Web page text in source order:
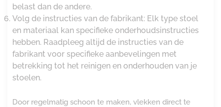
belast dan de andere.
Volg de instructies van de fabrikant: Elk type stoel
en materiaal kan specifieke onderhoudsinstructies
hebben. Raadpleeg altijd de instructies van de
fabrikant voor specifieke aanbevelingen met
betrekking tot het reinigen en onderhouden van je
stoelen.
Door regelmatig schoon te maken, vlekken direct te